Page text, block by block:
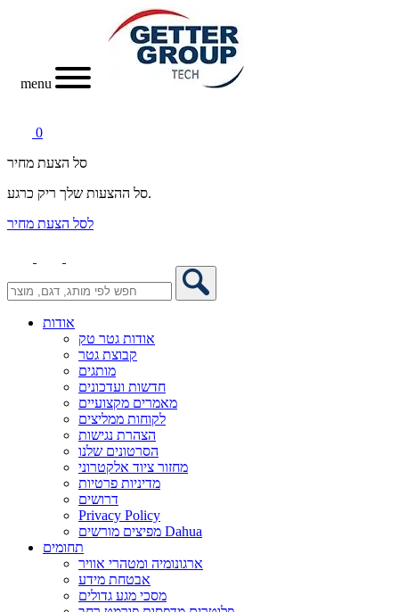
menu
0
סל הצעת מחיר
סל ההצעות שלך ריק כרגע.
לסל הצעת מחיר
אודות
אודות גטר טק
קבוצת גטר
מותגים
חדשות ועדכונים
מאמרים מקצועיים
לקוחות ממליצים
הצהרת נגישות
הסרטונים שלנו
מחזור ציוד אלקטרוני
מדיניות פרטיות
דרושים
Privacy Policy
מפיצים מורשים Dahua
תחומים
ארגונומיה ומטהרי אוויר
אבטחת מידע
מסכי מגע גדולים